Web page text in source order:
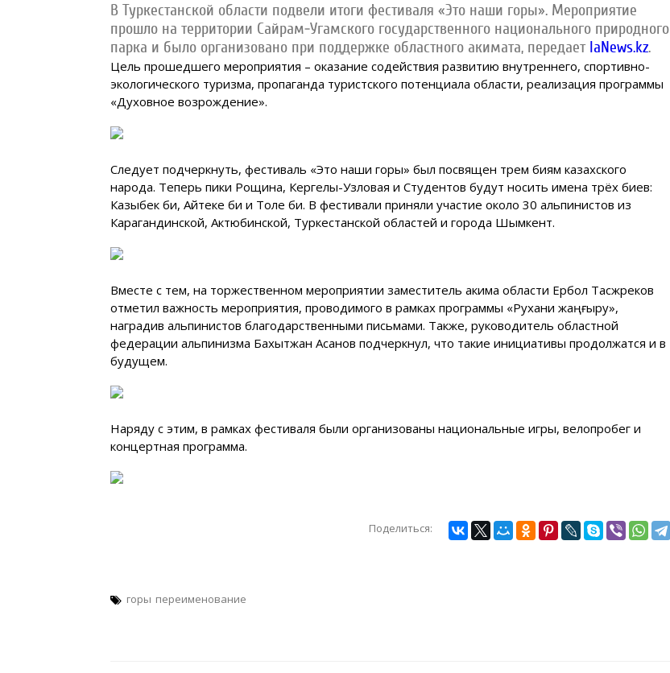
В Туркестанской области подвели итоги фестиваля «Это наши горы». Мероприятие
прошло на территории Сайрам-Угамского государственного национального природного
парка и было организовано при поддержке областного акимата, передает IaNews.kz.
Цель прошедшего мероприятия – оказание содействия развитию внутреннего, спортивно-
экологического туризма, пропаганда туристского потенциала области, реализация программы
«Духовное возрождение».
Следует подчеркнуть, фестиваль «Это наши горы» был посвящен трем биям казахского
народа. Теперь пики Рощина, Кергелы-Узловая и Студентов будут носить имена трёх биев:
Казыбек би, Айтеке би и Толе би. В фестивали приняли участие около 30 альпинистов из
Карагандинской, Актюбинской, Туркестанской областей и города Шымкент.
Вместе с тем, на торжественном мероприятии заместитель акима области Ербол Тасжүреков
отметил важность мероприятия, проводимого в рамках программы «Рухани жаңғыру»,
наградив альпинистов благодарственными письмами. Также, руководитель областной
федерации альпинизма Бахытжан Асанов подчеркнул, что такие инициативы продолжатся и в
будущем.
Наряду с этим, в рамках фестиваля были организованы национальные игры, велопробег и
концертная программа.
Поделиться:
горы переименование